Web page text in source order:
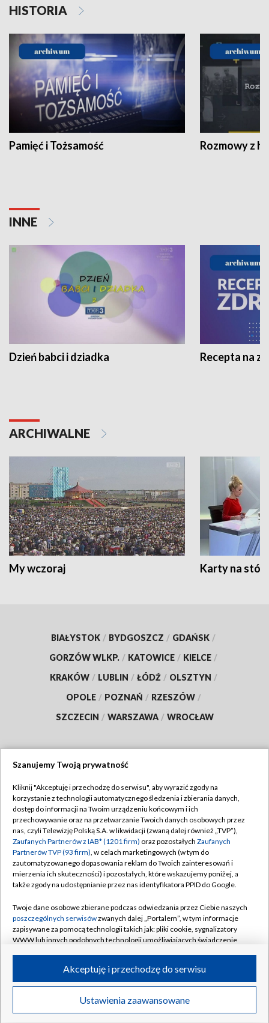
HISTORIA
Pamięć i Tożsamość Rozmowy z
INNE
Dzień babci i dziadka Recepta na
ARCHIWALNE
My wczoraj Karty na
BIAŁYSTOK / BYDGOSZCZ / GDAŃSK /
GORZÓW WLKP. / KATOWICE / KIELCE /
KRAKÓW / LUBLIN / ŁÓDŹ / OLSZTYN /
OPOLE / POZNAŃ / RZESZÓW /
SZCZECIN / WARSZAWA / WROCŁAW
TVP
Abonament TVP
Emisja w TVP
Centrum informacji TVP
Naziemna Telewizja Cyfrowa
Rada Programowa
System NOS
Informacje o nadawcy
Program dla prasy
Ogłoszenie przetargowe
Regulamin TVP
Polityka prywatności
Moje zgody
Pomoc
Kontakt
Kanały
©2026 Telewizja Polska S.A. w likwidacji
Szanujemy Twoją prywatność
Kliknij "Akceptuję i przechodzę do serwisu", aby wyrazić zgody na
korzystanie z technologii automatycznego śledzenia i zbierania danych,
dostęp do informacji na Twoim urządzeniu końcowym i ich
przechowywanie oraz na przetwarzanie Twoich danych osobowych przez
nas, czyli Telewizję Polską S.A. w likwidacji (zwaną dalej również „TVP”),
Zaufanych Partnerów z IAB* (1201 firm) oraz pozostałych Zaufanych
Partnerów TVP (93 firm), w celach marketingowych (w tym do
zautomatyzowanego dopasowania reklam do Twoich zainteresowań i
mierzenia ich skuteczności) i pozostałych, które wskazujemy poniżej, a
także zgody na udostępnianie przez nas identyfikatora PPID do Google.
Twoje dane osobowe zbierane podczas odwiedzania przez Ciebie naszych
poszczególnych serwisówzwanych dalej „Portalem”, w tym informacje
zapisywane za pomocą technologii takich jak: pliki cookie, sygnalizatory
WWW lub innych podobnych technologii umożliwiających świadczenie
ruchu w Internecie.
Twoje dane osobowe zbierane podczas odwiedzania przez Ciebie
poszczególnych serwisówna Portalu, takie jak adresy IP, identyfikatory
Ustawienia zaawansowane
Akceptuję i przechodzę do serwisu